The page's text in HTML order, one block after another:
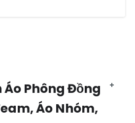
Áo Phông Đồng
Áo Nhóm,